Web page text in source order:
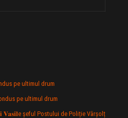
pe ultimul drum
pe ultimul drum
𝐕𝐚𝐬𝐢𝐥e şeful Postului de Poliție Vârșolț